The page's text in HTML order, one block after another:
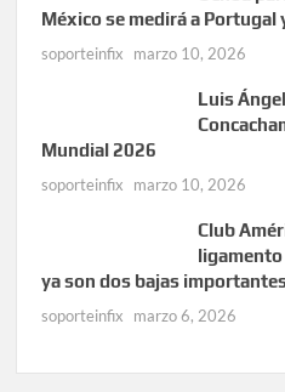
México se medirá a Portugal
soporteinfix marzo 10, 2026
Luis
Mundial 2026
soporteinfix marzo 10, 2026
Club
ligamento
ya son dos bajas
soporteinfix marzo 6, 2026